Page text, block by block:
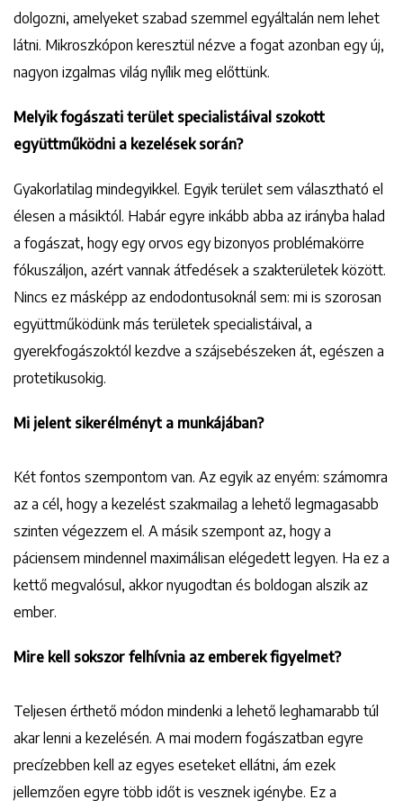
dolgozni, amelyeket szabad szemmel egyáltalán nem lehet
látni. Mikroszkópon keresztül nézve a fogat azonban egy új,
nagyon izgalmas világ nyílik meg előttünk.
Melyik fogászati terület specialistáival szokott
együttműködni a kezelések során?
Gyakorlatilag mindegyikkel. Egyik terület sem választható el
élesen a másiktól. Habár egyre inkább abba az irányba halad
a fogászat, hogy egy orvos egy bizonyos problémakörre
fókuszáljon, azért vannak átfedések a szakterületek között.
Nincs ez másképp az endodontusoknál sem: mi is szorosan
együttműködünk más területek specialistáival, a
gyerekfogászoktól kezdve a szájsebészeken át, egészen a
protetikusokig.
Mi jelent sikerélményt a munkájában?
Két fontos szempontom van. Az egyik az enyém: számomra
az a cél, hogy a kezelést szakmailag a lehető legmagasabb
szinten végezzem el. A másik szempont az, hogy a
páciensem mindennel maximálisan elégedett legyen. Ha ez a
kettő megvalósul, akkor nyugodtan és boldogan alszik az
ember.
Mire kell sokszor felhívnia az emberek figyelmet?
Teljesen érthető módon mindenki a lehető leghamarabb túl
akar lenni a kezelésén. A mai modern fogászatban egyre
precízebben kell az egyes eseteket ellátni, ám ezek
jellemzően egyre több időt is vesznek igénybe. Ez a